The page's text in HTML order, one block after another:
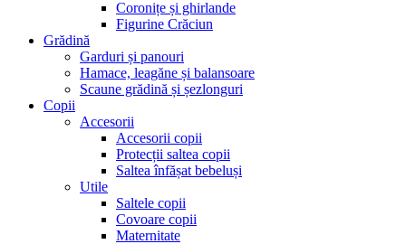
Coronițe și ghirlande
Figurine Crăciun
Grădină
Garduri și panouri
Hamace, leagăne și balansoare
Scaune grădină și șezlonguri
Copii
Accesorii
Accesorii copii
Protecții saltea copii
Saltea înfășat bebeluși
Utile
Saltele copii
Covoare copii
Maternitate